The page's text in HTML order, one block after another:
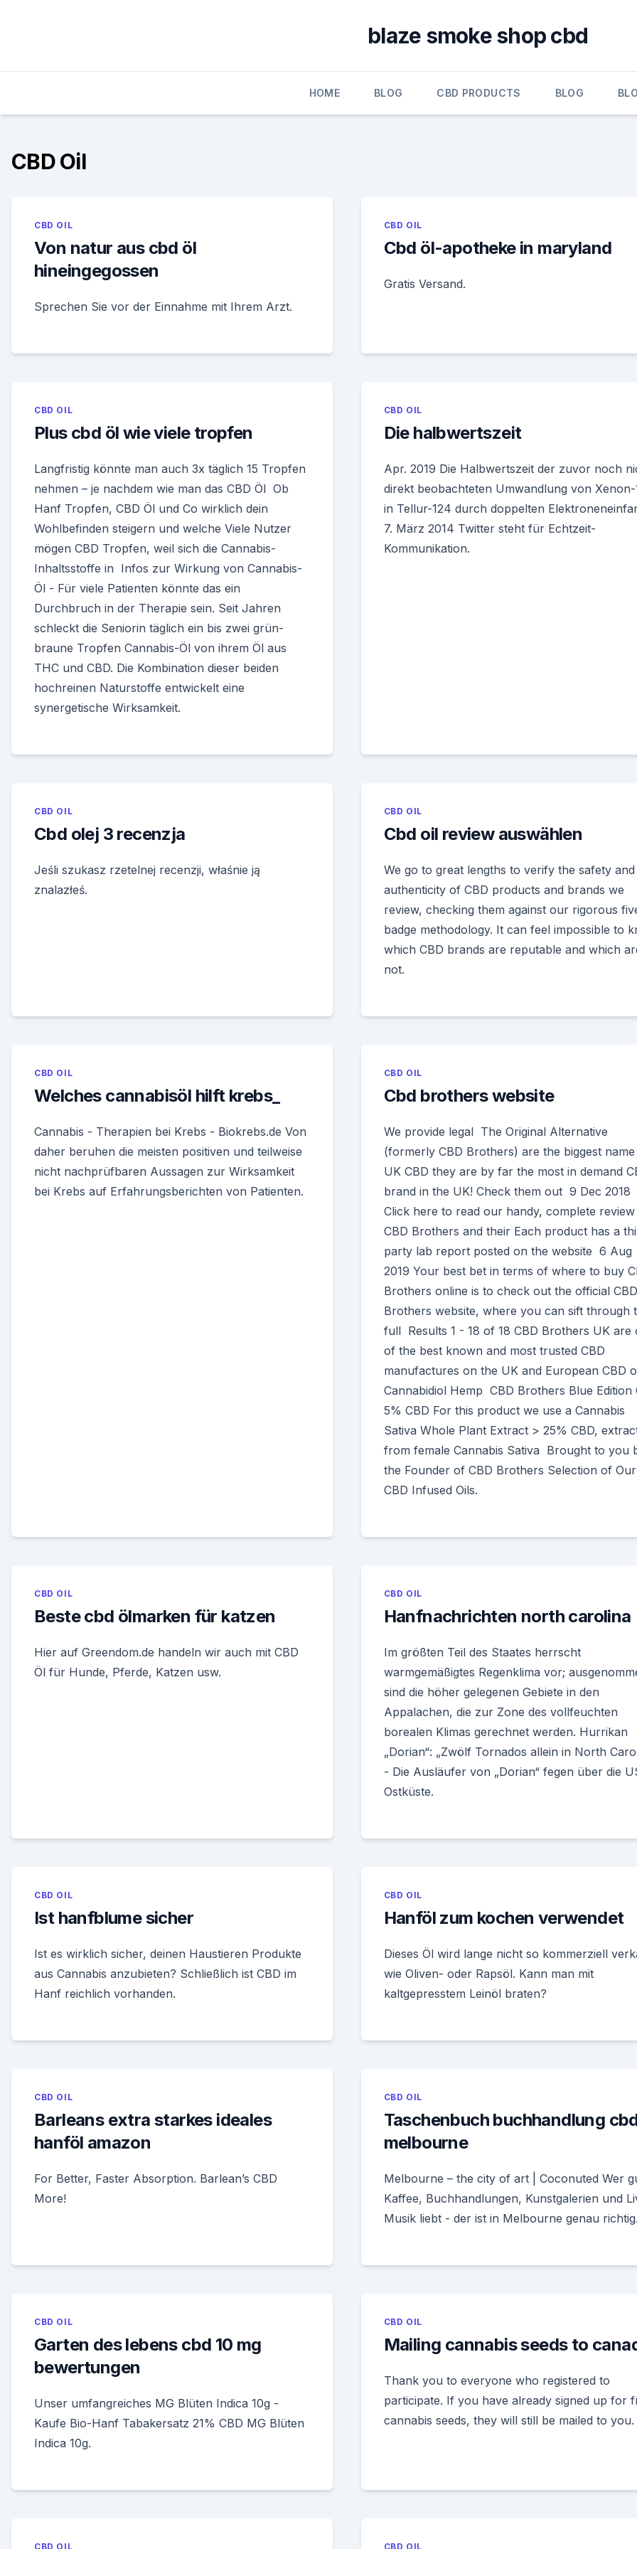
blaze smoke shop cbd
HOME BLOG CBD PRODUCTS BLOG
CBD Oil
CBD OIL
Von natur aus cbd öl
hineingegossen
Sprechen Sie vor der Einnahme mit Ihrem Arzt.
CBD OIL
Cbd öl-apotheke in maryland
Gratis Versand.
CBD OIL
Plus cbd öl wie viele tropfen
Langfristig könnte man auch 3x täglich 15 Tropfen
nehmen – je nachdem wie man das CBD Öl Ob
Hanf Tropfen, CBD Öl und Co wirklich dein
Wohlbefinden steigern und welche Viele Nutzer
mögen CBD Tropfen, weil sich die Cannabis-
Inhaltsstoffe in Infos zur Wirkung von Cannabis-
Öl - Für viele Patienten könnte das ein
Durchbruch in der Therapie sein. Seit Jahren
schleckt die Seniorin täglich ein bis zwei grün-
braune Tropfen Cannabis-Öl von ihrem Öl aus
THC und CBD. Die Kombination dieser beiden
hochreinen Naturstoffe entwickelt eine
synergetische Wirksamkeit.
CBD OIL
Die halbwertszeit
Apr. 2019 Die Halbwertszeit der zuvor noch
direkt beobachteten Umwandlung von Xenon-
in Tellur-124 durch doppelten
7. März 2014 Twitter steht für Echtzeit-
Kommunikation.
CBD OIL
Cbd olej 3 recenzja
Jeśli szukasz rzetelnej recenzji, właśnie ją
znalazłeś.
CBD OIL
Cbd oil review auswählen
We go to great lengths to verify the safety and
authenticity of CBD products and brands we
review, checking them against our rigorous
badge methodology. It can feel impossible to
which CBD brands are reputable and which
not.
CBD OIL
Welches cannabisöl hilft krebs_
Cannabis - Therapien bei Krebs - Biokrebs.de Von
daher beruhen die meisten positiven und teilweise
nicht nachprüfbaren Aussagen zur Wirksamkeit
bei Krebs auf Erfahrungsberichten von Patienten.
CBD OIL
Cbd brothers website
We provide legal The Original Alternative
(formerly CBD Brothers) are the biggest name
UK CBD they are by far the most in demand
brand in the UK! Check them out 9 Dec 2018
Click here to read our handy, complete
CBD Brothers and their Each product has a
party lab report posted on the website 6 Aug
2019 Your best bet in terms of where to buy
Brothers online is to check out the official CBD
Brothers website, where you can sift through
full Results 1 - 18 of 18 CBD Brothers UK are
of the best known and most trusted CBD
manufactures on the UK and European CBD
Cannabidiol Hemp CBD Brothers Blue Edition
5% CBD For this product we use a Cannabis
Sativa Whole Plant Extract > 25% CBD,
from female Cannabis Sativa Brought to you
the Founder of CBD Brothers Selection of Our
CBD Infused Oils.
CBD OIL
Beste cbd ölmarken für katzen
Hier auf Greendom.de handeln wir auch mit CBD
Öl für Hunde, Pferde, Katzen usw.
CBD OIL
Hanfnachrichten north carolina
Im größten Teil des Staates herrscht
warmgemäßigtes Regenklima vor;
sind die höher gelegenen Gebiete in den
Appalachen, die zur Zone des vollfeuchten
borealen Klimas gerechnet werden. Hurrikan
„Dorian“: „Zwölf Tornados allein in North
- Die Ausläufer von „Dorian“ fegen über die
Ostküste.
CBD OIL
Ist hanfblume sicher
Ist es wirklich sicher, deinen Haustieren Produkte
aus Cannabis anzubieten? Schließlich ist CBD im
Hanf reichlich vorhanden.
CBD OIL
Hanföl zum kochen verwendet
Dieses Öl wird lange nicht so kommerziell
wie Oliven- oder Rapsöl. Kann man mit
kaltgepresstem Leinöl braten?
CBD OIL
Barleans extra starkes ideales
hanföl amazon
For Better, Faster Absorption. Barlean’s CBD
More!
CBD OIL
Taschenbuch buchhandlung
melbourne
Melbourne – the city of art | Coconuted Wer
Kaffee, Buchhandlungen, Kunstgalerien und
Musik liebt - der ist in Melbourne genau richtig.
CBD OIL
Garten des lebens cbd 10 mg
bewertungen
Unser umfangreiches MG Blüten Indica 10g -
Kaufe Bio-Hanf Tabakersatz 21% CBD MG Blüten
Indica 10g.
CBD OIL
Mailing cannabis seeds to
Thank you to everyone who registered to
participate. If you have already signed up for
cannabis seeds, they will still be mailed to you.
CBD OIL CBD OIL